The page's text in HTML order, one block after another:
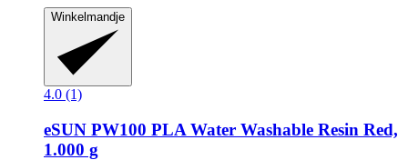
Winkelmandje
4.0 (1)
eSUN PW100 PLA Water Washable Resin Red,
1.000 g